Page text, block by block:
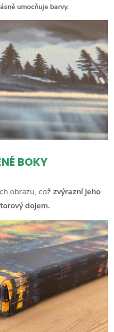
umocňuje barvy.
BOKY
obrazu, cožzvýrazní jeho
dojem.